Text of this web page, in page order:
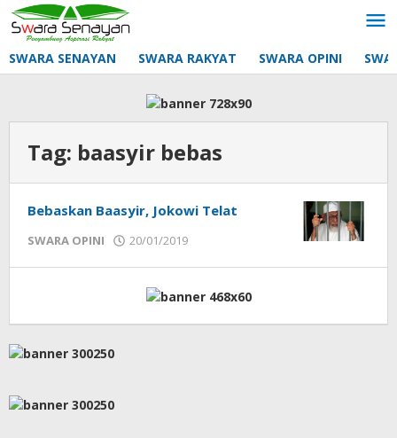
Lewati
ke
konten
SWARA SENAYAN SWARA RAKYAT SWARA OPINI
Tag: baasyir bebas
Bebaskan Baasyir, Jokowi Telat
SWARA OPINI 20/01/2019